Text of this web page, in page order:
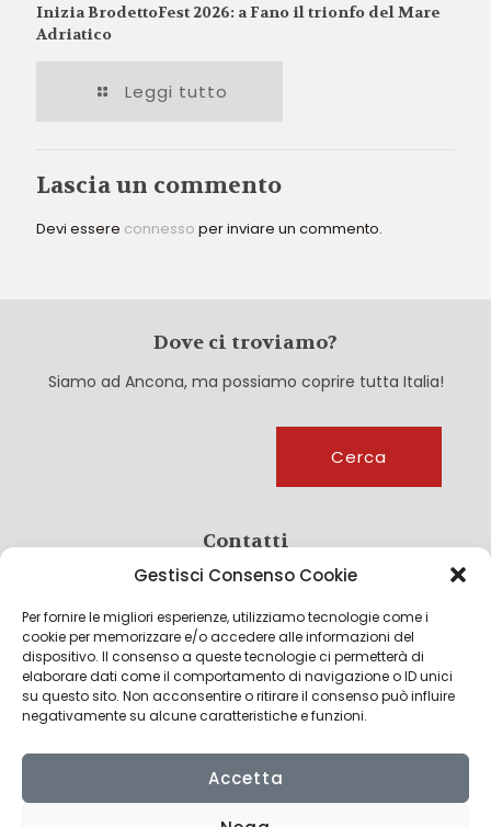
Gestisci Consenso Cookie
Per fornire le migliori esperienze, utilizziamo tecnologie come i
cookie per memorizzare e/o accedere alle informazioni del
dispositivo. Il consenso a queste tecnologie ci permetterà di
elaborare dati come il comportamento di navigazione o ID unici
su questo sito. Non acconsentire o ritirare il consenso può influire
negativamente su alcune caratteristiche e funzioni.
Accetta
Inizia BrodettoFest 2026: a Fano il trionfo del Mare
Adriatico
Leggi tutto
Lascia un commento
Devi essere connesso per inviare un commento.
Dove ci troviamo?
Siamo ad Ancona, ma possiamo coprire tutta Italia!
Cerca
Contatti
info@culturagroalimentare.com
Note legali
Privacy Policy